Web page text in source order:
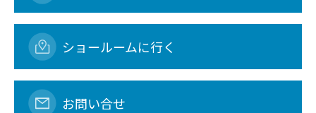
ショールームに行く
お問い合せ